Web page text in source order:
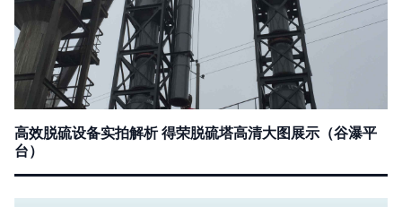
高效脱硫设备实拍解析 得荣脱硫塔高清大图展示（谷瀑平
台）